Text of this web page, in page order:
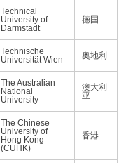
Technical
University of
Darmstadt
德国
Technische
Universität Wien
奥地利
The Australian
National
University
澳大利
亚
The Chinese
University of
Hong Kong
(CUHK)
香港